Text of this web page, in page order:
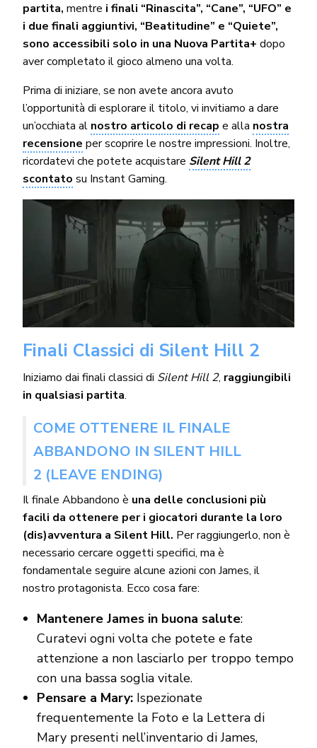
partita, mentre i finali “Rinascita”, “Cane”, “UFO” e
i due finali aggiuntivi, “Beatitudine” e “Quiete”,
sono accessibili solo in una Nuova Partita+ dopo
aver completato il gioco almeno una volta.
Prima di iniziare, se non avete ancora avuto
l’opportunità di esplorare il titolo, vi invitiamo a dare
un’occhiata al nostro articolo di recap e alla nostra
recensione per scoprire le nostre impressioni. Inoltre,
ricordatevi che potete acquistare Silent Hill 2
scontato su Instant Gaming.
Finali Classici di Silent Hill 2
Iniziamo dai finali classici di Silent Hill 2, raggiungibili
in qualsiasi partita.
COME OTTENERE IL FINALE
ABBANDONO IN SILENT HILL
2 (LEAVE ENDING)
Il finale Abbandono è una delle conclusioni più
facili da ottenere per i giocatori durante la loro
(dis)avventura a Silent Hill. Per raggiungerlo, non è
necessario cercare oggetti specifici, ma è
fondamentale seguire alcune azioni con James, il
nostro protagonista. Ecco cosa fare:
Mantenere James in buona salute:
Curatevi ogni volta che potete e fate
attenzione a non lasciarlo per troppo tempo
con una bassa soglia vitale.
Pensare a Mary:Ispezionate
frequentemente la Foto e la Lettera di
Mary presenti nell’inventario di James,